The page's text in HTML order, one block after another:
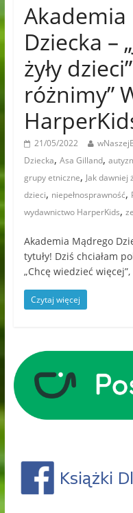
Dziecka –
żyły
różnimy”
21/05/2022
Dziecka, Asa Gilland,
grupy etniczne, Jak dawniej
dzieci, niepełnosprawność,
wydawnictwo HarperKids,
Akademia Mądrego
tytuły! Dziś chciałam
„Chcę wiedzieć więcej”,
Czytaj więcej